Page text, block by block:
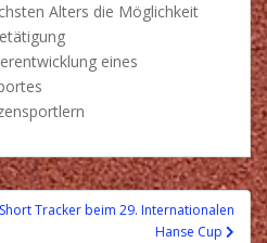
Alters die Möglichkeit
eines
Tracker beim 29. Internationalen
Hanse Cup